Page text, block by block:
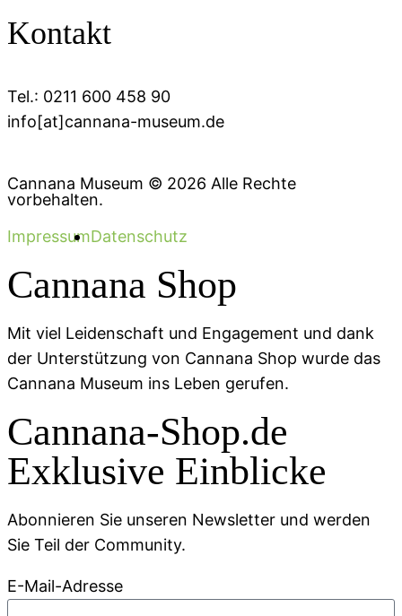
Kontakt
Tel.: 0211 600 458 90
info[at]cannana-museum.de
Cannana Museum © 2026 Alle Rechte
vorbehalten.
ImpressumDatenschutz
Cannana Shop
Mit viel Leidenschaft und Engagement und dank
der Unterstützung von Cannana Shop wurde das
Cannana Museum ins Leben gerufen.
Cannana-Shop.de
Exklusive Einblicke
Abonnieren Sie unseren Newsletter und werden
Sie Teil der Community.
E-Mail-Adresse